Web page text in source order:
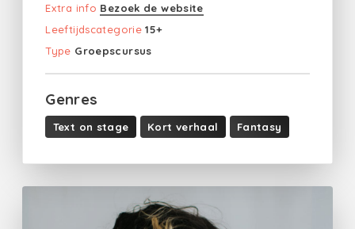
Extra info Bezoek de website
Leeftijdscategorie 15+
Type Groepscursus
Genres
Text on stage Kort verhaal Fantasy